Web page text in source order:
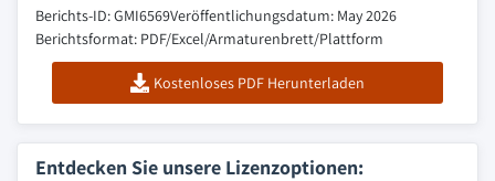
Berichts-ID: GMI6569Veröffentlichungsdatum: May 2026
Berichtsformat: PDF/Excel/Armaturenbrett/Plattform
Kostenloses PDF Herunterladen
Entdecken Sie unsere Lizenzoptionen: